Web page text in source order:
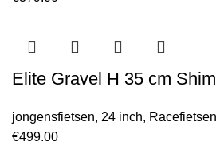
Elite Gravel H 35 cm
jongensfietsen, 24 inch, Racefietsen
€499.00